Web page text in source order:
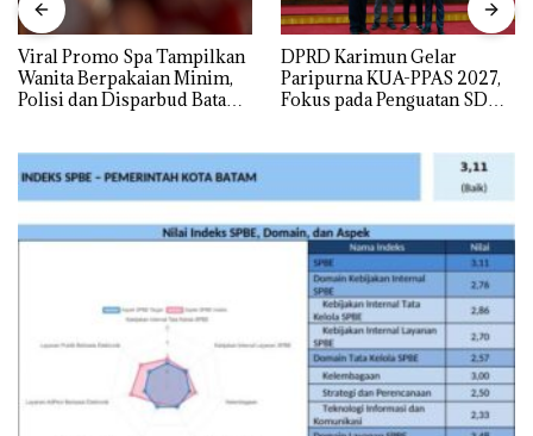
Viral Promo Spa Tampilkan
Wanita Berpakaian Minim,
Polisi dan Disparbud Batam
DPRD Karimun Gelar
Paripurna KUA-PPAS 2027,
Fokus pada Penguatan SDM,